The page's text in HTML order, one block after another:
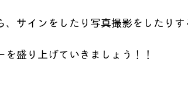
、サインをしたり写真撮影をしたり
盛り上げていきましょう！！